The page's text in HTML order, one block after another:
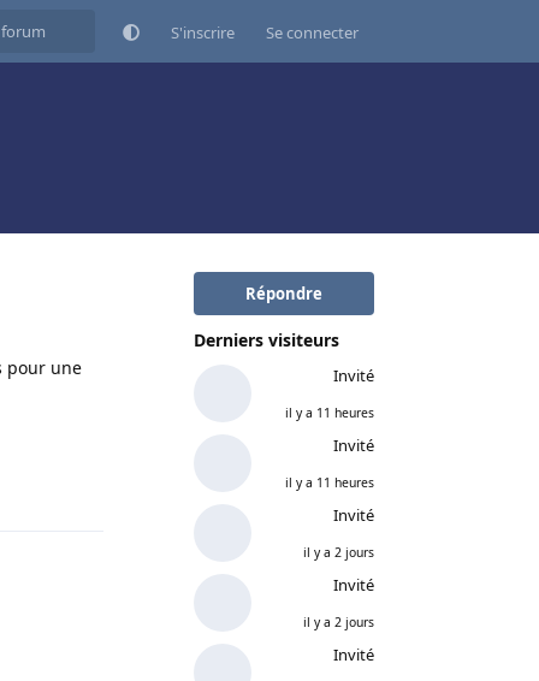
S'inscrire Se connecter
Répondre
Derniers visiteurs
Invité
il y a 11 heures
Invité
il y a 11 heures
Invité
il y a 2 jours
Invité
il y a 2 jours
Invité
pour une